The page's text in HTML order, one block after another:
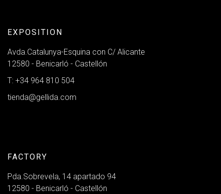
EXPOSITION
Avda.Catalunya-Esquina con C/ Alicante
12580 - Benicarló - Castellón
T: +34 964 810 504
tienda@gellida.com
FACTORY
Pda.Sobrevela, 14 apartado 94
12580 - Benicarló - Castellón